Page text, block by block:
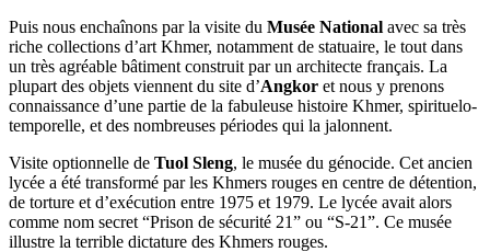
Puis nous enchaînons par la visite du Musée National avec sa très
riche collections d’art Khmer, notamment de statuaire, le tout dans
un très agréable bâtiment construit par un architecte français. La
plupart des objets viennent du site d’Angkor et nous y prenons
connaissance d’une partie de la fabuleuse histoire Khmer, spirituelo-
temporelle, et des nombreuses périodes qui la jalonnent.
Visite optionnelle de Tuol Sleng, le musée du génocide. Cet ancien
lycée a été transformé par les Khmers rouges en centre de détention,
de torture et d’exécution entre 1975 et 1979. Le lycée avait alors
comme nom secret “Prison de sécurité 21” ou “S-21”. Ce musée
illustre la terrible dictature des Khmers rouges.